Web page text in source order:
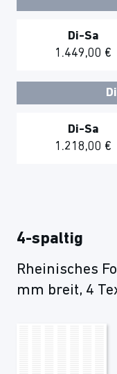
Di-Sa
1.449,00 €
Di-Sa
1.218,00 €
4-spaltig
Rheinisches
mm breit, 4